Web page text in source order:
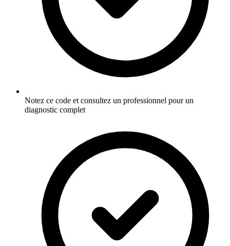
Notez ce code et consultez un professionnel pour un
diagnostic complet